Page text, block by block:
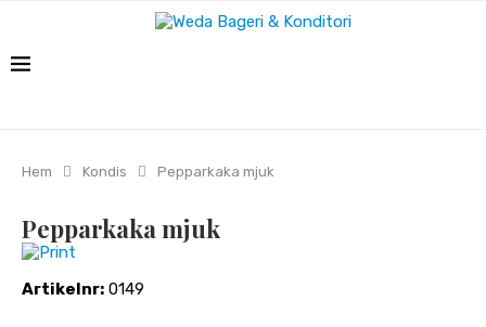
Hem Kondis Pepparkaka mjuk
Pepparkaka mjuk
Print
Artikelnr: 0149